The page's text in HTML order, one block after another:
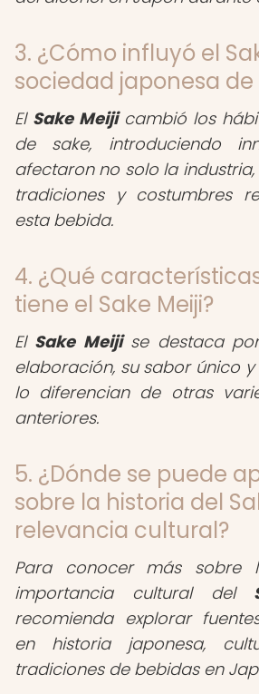
3. ¿Cómo influyó el
sociedad japonesa
El Sake Meijicambió los
de sake, introduciendo
afectaron no solo la
tradiciones y costumbres
esta bebida.
4. ¿Qué
tiene el Sake Meiji?
El Sake Meijise destaca
elaboración, su sabor único
lo diferencian de otras
anteriores.
5. ¿Dónde se puede
sobre la historia del
relevancia cultural?
Para conocer más
importancia cultural del
recomienda explorar
en historia japonesa,
tradiciones de bebidas en